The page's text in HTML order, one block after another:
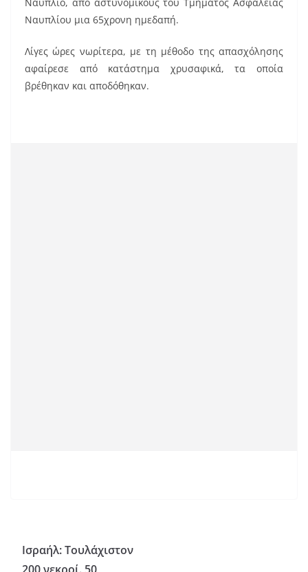
e
b
o
o
l e
Ναυπλίου μια 65χρονη ημεδαπή.
Λίγες ώρες νωρίτερα, με τη μέθοδο της απασχόλησης
αφαίρεσε από κατάστημα χρυσαφικά, τα οποία
βρέθηκαν και αποδόθηκαν.
Ισραήλ: Τουλάχιστον